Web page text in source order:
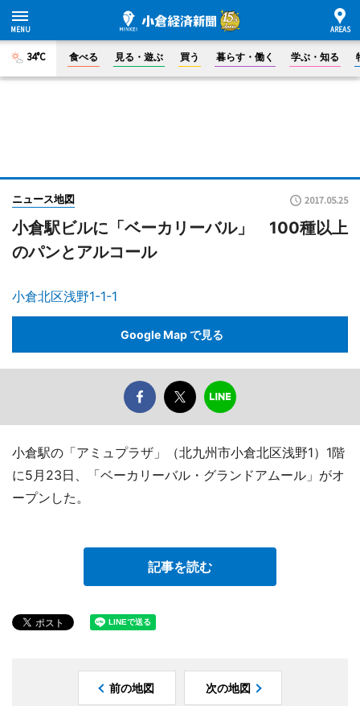
34°C 食べる 見る・遊ぶ 買う 暮らす・働く 学ぶ・知る
ニュース地図 2017.05.25
小倉駅ビルに「ベーカリーバル」 100種以上
のパンとアルコール
小倉北区浅野1-1-1
Google Map で見る
小倉駅の「アミュプラザ」（北九州市小倉北区浅野1）1階
に5月23日、「ベーカリーバル・グランドアムール」がオ
ープンした。
記事を読む
前の地図 次の地図